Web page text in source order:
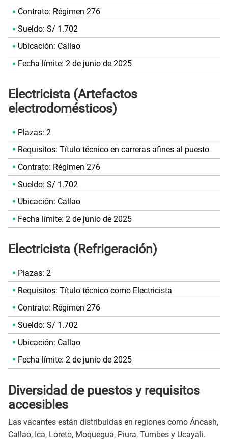
Contrato: Régimen 276
Sueldo: S/ 1.702
Ubicación: Callao
Fecha límite: 2 de junio de 2025
Electricista (Artefactos
electrodomésticos)
Plazas: 2
Requisitos: Título técnico en carreras afines al puesto
Contrato: Régimen 276
Sueldo: S/ 1.702
Ubicación: Callao
Fecha límite: 2 de junio de 2025
Electricista (Refrigeración)
Plazas: 2
Requisitos: Título técnico como Electricista
Contrato: Régimen 276
Sueldo: S/ 1.702
Ubicación: Callao
Fecha límite: 2 de junio de 2025
Diversidad de puestos y requisitos
accesibles
Las vacantes están distribuidas en regiones como Áncash,
Callao, Ica, Loreto, Moquegua, Piura, Tumbes y Ucayali.